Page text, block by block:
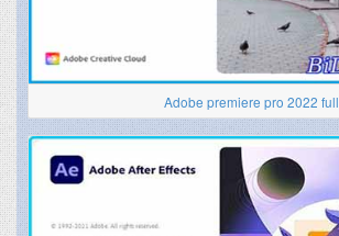
Adobe premiere pro 2022 full